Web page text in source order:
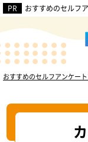
おすすめのセルフ
おすすめのセルフアンケー